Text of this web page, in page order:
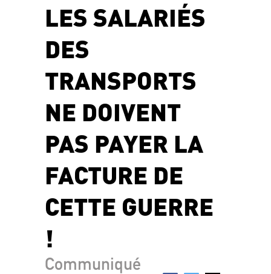
LES SALARIÉS
DES
TRANSPORTS
NE DOIVENT
PAS PAYER LA
FACTURE DE
CETTE GUERRE
!
Communiqué